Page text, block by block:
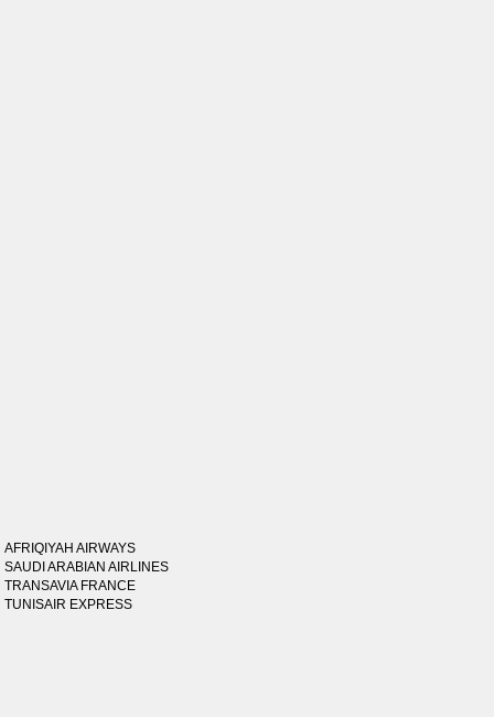
AFRIQIYAH AIRWAYS
SAUDI ARABIAN AIRLINES
TRANSAVIA FRANCE
TUNISAIR EXPRESS